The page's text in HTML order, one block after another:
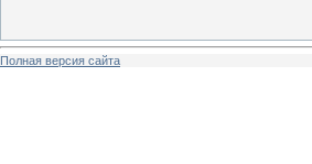
Полная версия сайта